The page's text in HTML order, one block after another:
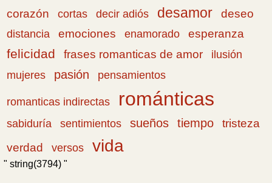
corazón
cortas decir adiós desamor deseo
distancia emociones enamorado esperanza
felicidad frases romanticas de amor
ilusión
mujeres
pasión pensamientos
romanticas indirectas románticas
sabiduría sentimientos sueños tiempo
tristeza
verdad
versos vida
" string(3794) "